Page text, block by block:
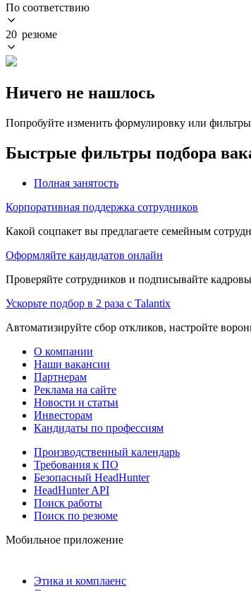
По соответствию
20 резюме
Ничего не нашлось
Попробуйте изменить формулировку или фильтры
Быстрые фильтры подбора
Полная занятость
Корпоративная поддержка сотрудников
Какой соцпакет вы предлагаете семейным
Оформляйте кандидатов онлайн
Проверяйте сотрудников и подписывайте
Ускорьте подбор в 2 раза с Talantix
Автоматизируйте сбор откликов, настройте
О компании
Наши вакансии
Партнерам
Реклама на сайте
Новости и статьи
Инвесторам
Кандидаты по профессиям
Производственный календарь
Требования к ПО
Безопасный HeadHunter
HeadHunter API
Поиск работы
Поиск по резюме
Мобильное приложение
Этика и комплаенс